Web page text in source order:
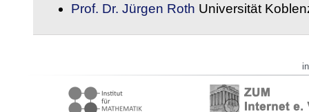
Prof. Dr. Jürgen Roth Universität